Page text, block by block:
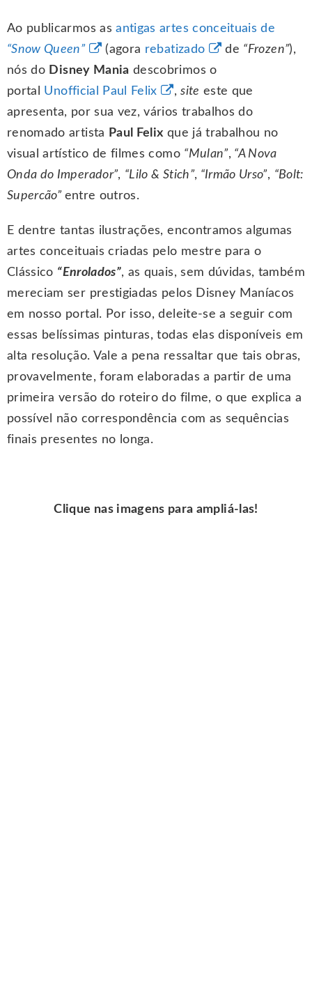
Ao publicarmos asantigas artes conceituais de
“Snow Queen”
(agora rebatizado de “Frozen”),
nós do Disney Mania descobrimos o
portal Unofficial Paul Felix ,site este que
apresenta, por sua vez, vários trabalhos do
renomado artista Paul Felix que já trabalhou no
visual artístico de filmes como “Mulan”, “A Nova
Onda do Imperador”, “Lilo & Stich”, “Irmão Urso”, “Bolt:
Supercão” entre outros.
E dentre tantas ilustrações, encontramos algumas
artes conceituais criadas pelo mestre para o
Clássico “Enrolados”, as quais, sem dúvidas, também
mereciam ser prestigiadas pelos Disney Maníacos
em nosso portal. Por isso, deleite-se a seguir com
essas belíssimas pinturas, todas elas disponíveis em
alta resolução. Vale a pena ressaltar que tais obras,
provavelmente, foram elaboradas a partir de uma
primeira versão do roteiro do filme, o que explica a
possível não correspondência com as sequências
finais presentes no longa.
Clique nas imagens para ampliá-las!